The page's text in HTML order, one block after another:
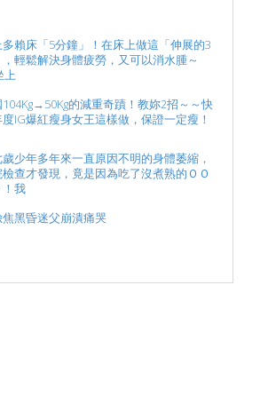
賴床「5分鐘」！在床上做這「伸展的3
輕鬆解決身體疲勞，又可以消水腫～
上
的減重奇蹟！教妳2招～～快
IG爆紅瘦身女王這樣做，保證一定瘦！
少年多年來一直原因不明的身體萎縮，
查才發現，竟是因為吃了沒煮熟的ＯＯ
！我
黑昏迷父崩潰痛哭